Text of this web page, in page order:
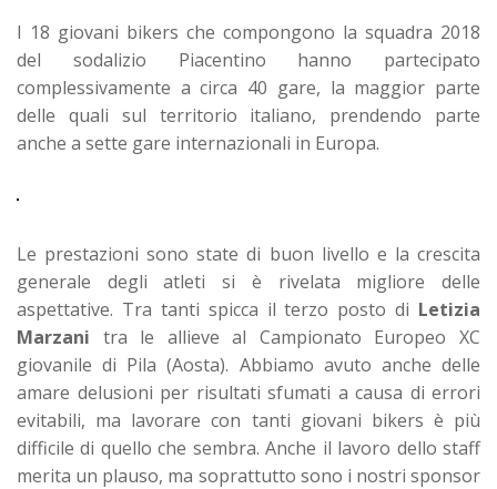
I 18 giovani bikers che compongono la squadra 2018
del sodalizio Piacentino hanno partecipato
complessivamente a circa 40 gare, la maggior parte
delle quali sul territorio italiano, prendendo parte
anche a sette gare internazionali in Europa.
Le prestazioni sono state di buon livello e la crescita
generale degli atleti si è rivelata migliore delle
aspettative. Tra tanti spicca il terzo posto di Letizia
Marzani tra le allieve al Campionato Europeo XC
giovanile di Pila (Aosta). Abbiamo avuto anche delle
amare delusioni per risultati sfumati a causa di errori
evitabili, ma lavorare con tanti giovani bikers è più
difficile di quello che sembra. Anche il lavoro dello staff
merita un plauso, ma soprattutto sono i nostri sponsor